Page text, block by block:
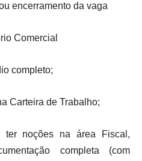
encerramento da vaga
Comercial
completo;
Carteira de Trabalho;
ter noções na área Fiscal,
completa (com